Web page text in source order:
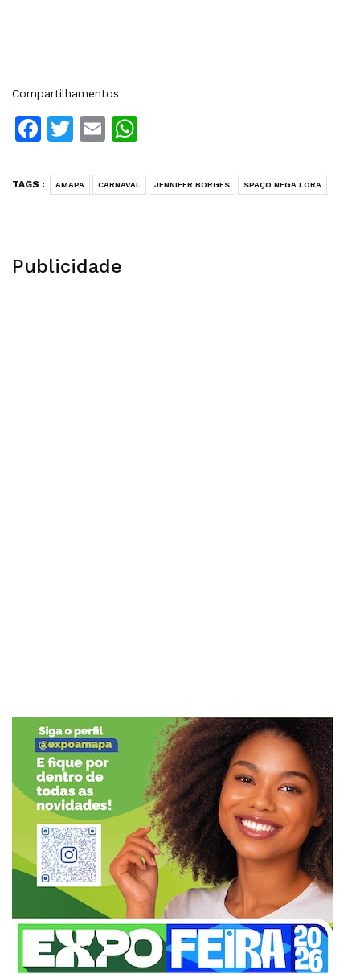
Compartilhamentos
Facebook
Twitter
Email
TAGS : AMAPA CARNAVAL JENNIFER BORGES SPAÇO NEGA LORA
Publicidade